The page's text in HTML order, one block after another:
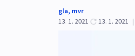
gla, mvr
13. 1. 2021
13. 1. 2021 |